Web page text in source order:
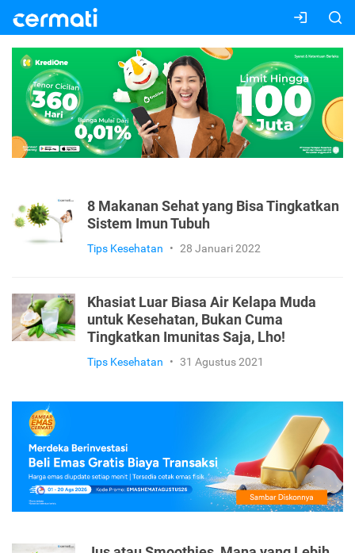
8 Makanan Sehat yang Bisa Tingkatkan
Sistem Imun Tubuh
Tips Kesehatan • 28 Januari 2022
Khasiat Luar Biasa Air Kelapa Muda
untuk Kesehatan, Bukan Cuma
Tingkatkan Imunitas Saja, Lho!
Tips Kesehatan • 31 Agustus 2021